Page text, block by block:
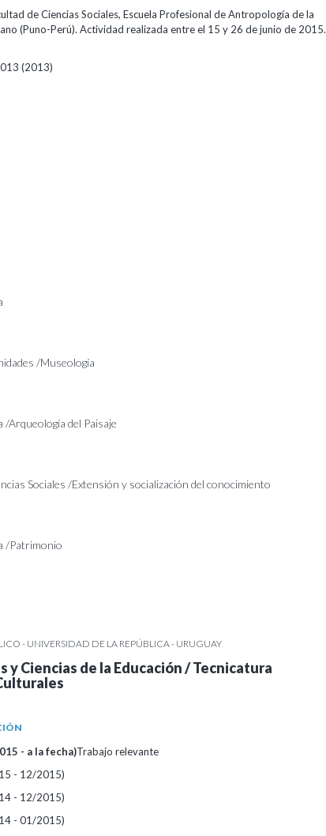
de Ciencias Sociales, Escuela Profesional de Antropología de la
(Puno-Perú). Actividad realizada entre el 15 y 26 de junio de 2015.
(2013)
/Museología
Arqueología del Paisaje
Sociales /Extensión y socialización del conocimiento
/Patrimonio
- UNIVERSIDAD DE LA REPÚBLICA - URUGUAY
y Ciencias de la Educación / Tecnicatura
- a la fecha)Trabajo relevante
- 12/2015)
- 12/2015)
- 01/2015)